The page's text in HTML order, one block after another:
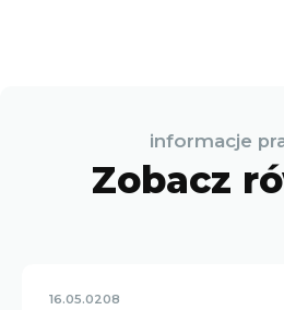
informacje
Zobacz
16.05.0208